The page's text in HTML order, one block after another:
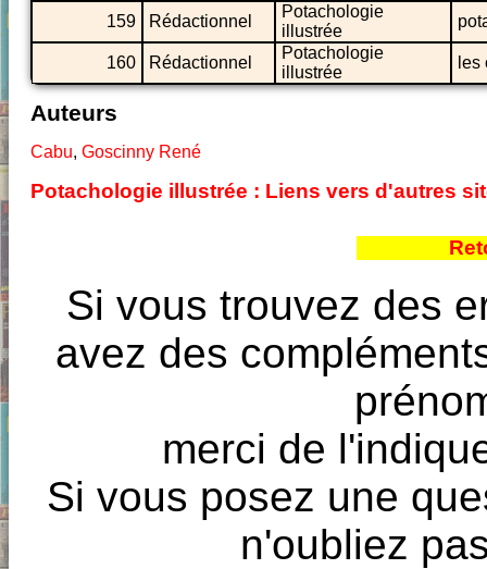
159 Rédactionnel
Potachologie
illustrée
160 Rédactionnel
Potachologie
illustrée
les
Auteurs
Cabu, Goscinny René
Potachologie illustrée : Liens vers d'autres
Si vous trouvez des
avez des
merci de
Si vous posez une
n'oubliez